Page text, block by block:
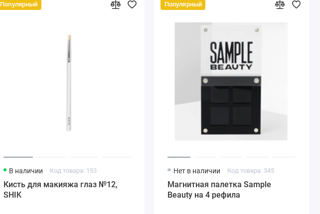
Популярный
В наличии Код товара: 153
Кисть для макияжа глаз №12,
SHIK
Популярный
Нет в наличии Код товара: 345
Магнитная палетка Sample
Beauty на 4 рефила